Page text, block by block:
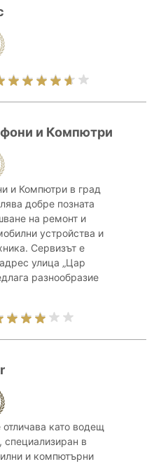
и Компютри
и Компютри в град
добре позната
на ремонт и
устройства и
Сервизът е
улица „Цар
разнообразие
отличава като водещ
в
и компютърни